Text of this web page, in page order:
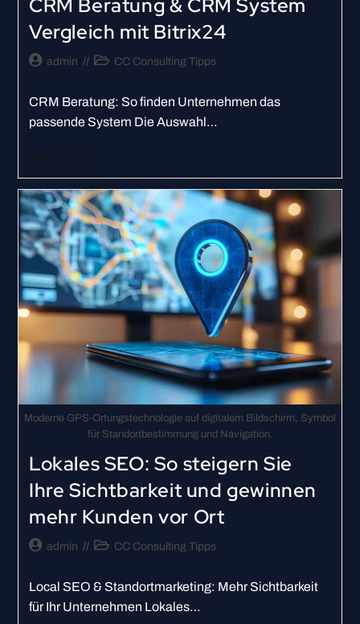
CRM Beratung & CRM System
Vergleich mit Bitrix24
admin CC Consulting Tipps
CRM Beratung: So finden Unternehmen das
passende System Die Auswahl…
Moderne GPS-Ortungstechnologie auf digitalem Bildschirm, Symbol
für Standortbestimmung und Navigation.
Lokales SEO: So steigern Sie
Ihre Sichtbarkeit und gewinnen
mehr Kunden vor Ort
admin CC Consulting Tipps
Local SEO & Standortmarketing: Mehr Sichtbarkeit
für Ihr Unternehmen Lokales…